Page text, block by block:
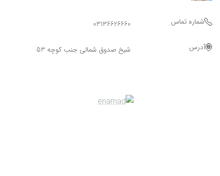
شماره تماس 03136626660
آدرس شیخ صدوق شمالی جنب کوچه 53